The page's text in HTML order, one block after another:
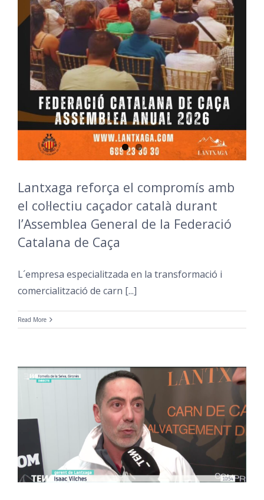
Lantxaga reforça el compromís amb
el col·lectiu caçador català durant
l’Assemblea General de la Federació
Catalana de Caça
L´empresa especialitzada en la transformació i
comercialització de carn [...]
Read More